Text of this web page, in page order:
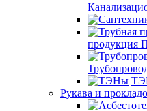
продукция
Рукава и